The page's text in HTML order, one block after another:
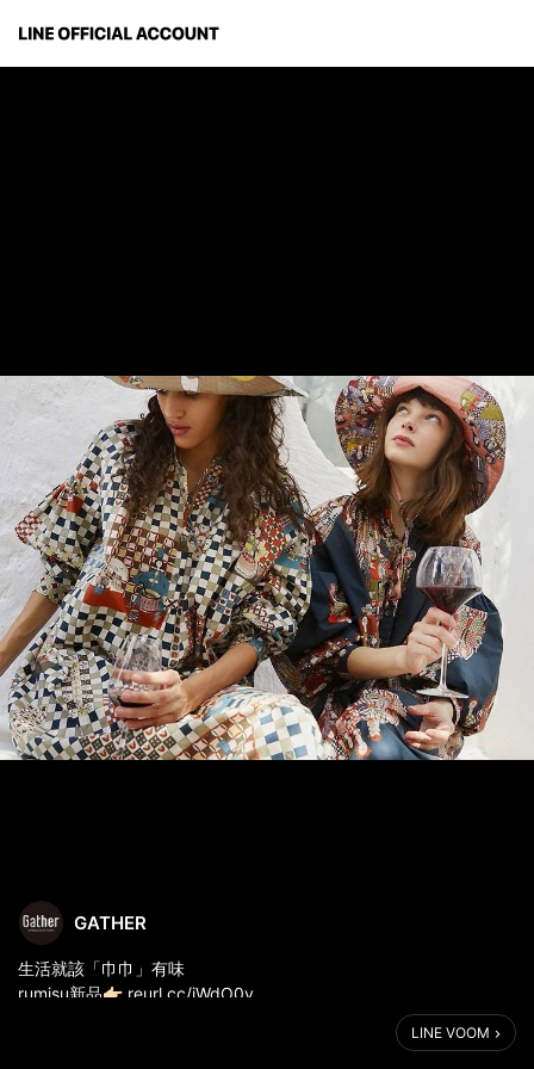
GATHER
生活就該「巾巾」有味
rumisu新品👉🏻 reurl.cc/jWdO0y
民以食為天。《禮記·禮運》中亦云：「飲食男女，人之大欲存
LINE VOOM